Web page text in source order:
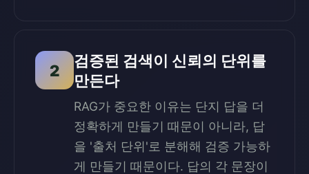
2
검증된 검색이 신뢰의 단위를
만든다
RAG가 중요한 이유는 단지 답을 더
정확하게 만들기 때문이 아니라, 답
을 '출처 단위'로 분해해 검증 가능하
게 만들기 때문이다. 답의 각 문장이